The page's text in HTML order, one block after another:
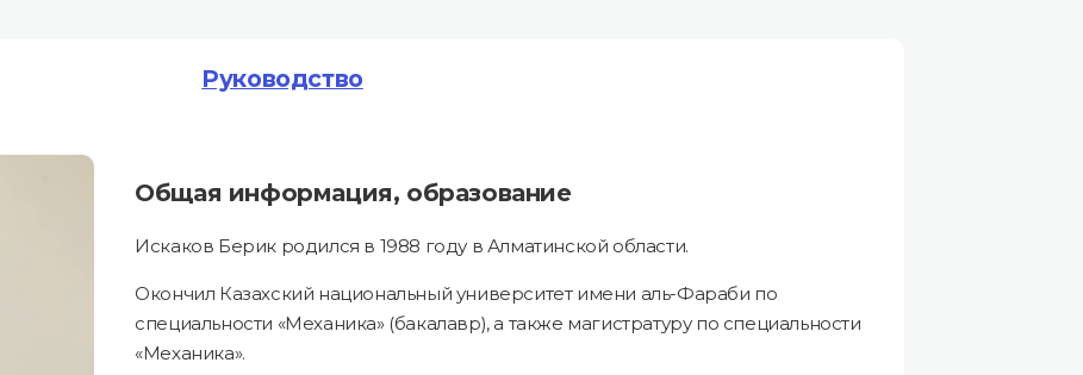
Руководство
Общая информация, образование
Искаков Берик родился в 1988 году в Алматинской области.
Окончил Казахский национальный университет имени аль-Фараби по
специальности «Механика» (бакалавр), а также магистратуру по специальности
«Механика».